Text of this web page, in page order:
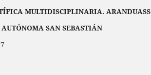
MULTIDISCIPLINARIA. ARANDUASS
SAN SEBASTIÁN